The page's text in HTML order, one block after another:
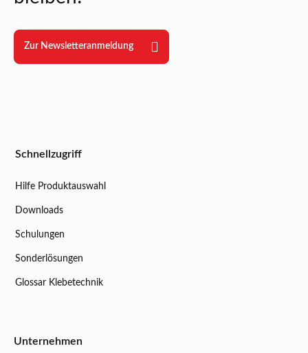
Zur Newsletteranmeldung
Schnellzugriff
Hilfe Produktauswahl
Downloads
Schulungen
Sonderlösungen
Glossar Klebetechnik
Unternehmen